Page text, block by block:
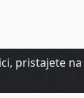
pristajete